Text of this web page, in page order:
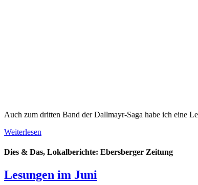
Auch zum dritten Band der Dallmayr-Saga habe ich eine
Weiterlesen
Dies & Das, Lokalberichte: Ebersberger Zeitung
Lesungen im Juni